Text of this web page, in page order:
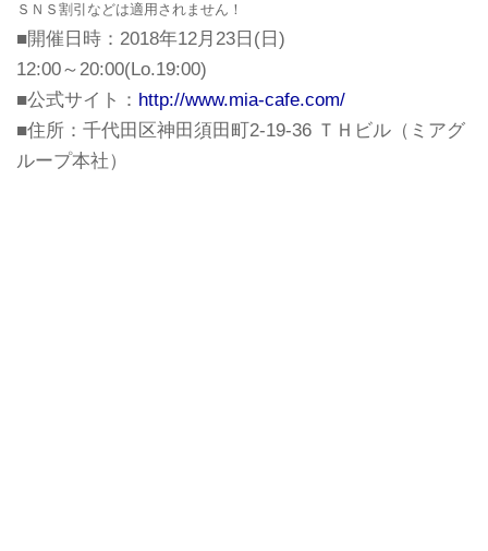
ＳＮＳ割引などは適用されません！
■開催日時：2018年12月23日(日)
12:00～20:00(Lo.19:00)
■公式サイト： http://www.mia-cafe.com/
■住所：千代田区神田須田町2-19-36 ＴＨビル（ミアグ
ループ本社）